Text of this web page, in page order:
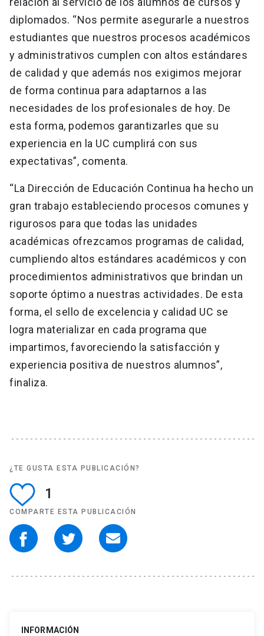
diplomados. “Nos permite asegurarle a nuestros
estudiantes que nuestros procesos académicos
y administrativos cumplen con altos estándares
de calidad y que además nos exigimos mejorar
de forma continua para adaptarnos a las
necesidades de los profesionales de hoy. De
esta forma, podemos garantizarles que su
experiencia en la UC cumplirá con sus
expectativas”, comenta.
“La Dirección de Educación Continua ha hecho un
gran trabajo estableciendo procesos comunes y
rigurosos para que todas las unidades
académicas ofrezcamos programas de calidad,
cumpliendo altos estándares académicos y con
procedimientos administrativos que brindan un
soporte óptimo a nuestras actividades. De esta
forma, el sello de excelencia y calidad UC se
logra materializar en cada programa que
impartimos, favoreciendo la satisfacción y
experiencia positiva de nuestros alumnos”,
finaliza.
¿TE GUSTA ESTA PUBLICACIÓN?
1
COMPARTE ESTA PUBLICACIÓN
INFORMACIÓN